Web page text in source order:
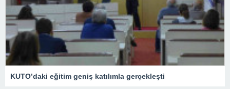
KUTO’daki eğitim geniş katılımla gerçekleşti